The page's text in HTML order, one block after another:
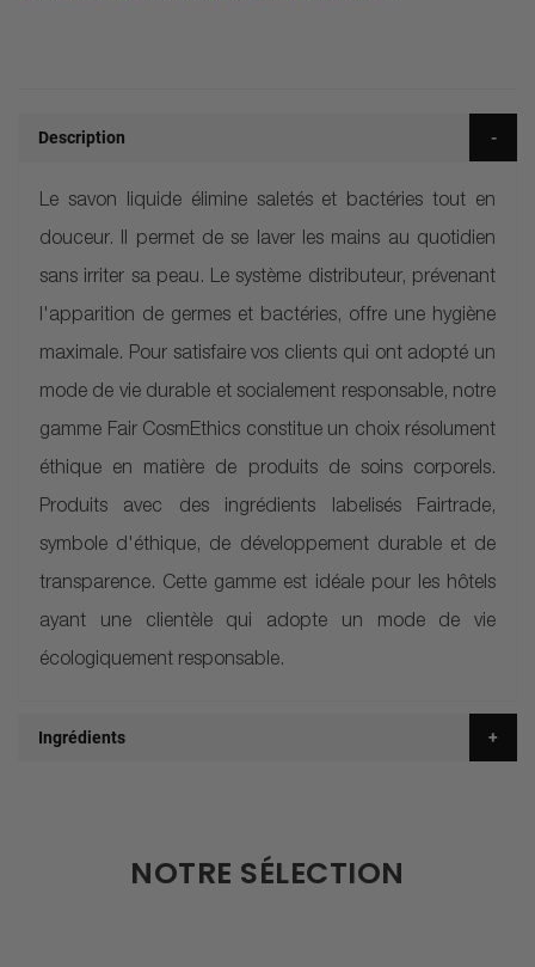
Description
Le savon liquide élimine saletés et bactéries tout en
douceur. Il permet de se laver les mains au quotidien
sans irriter sa peau. Le système distributeur, prévenant
l'apparition de germes et bactéries, offre une hygiène
maximale. Pour satisfaire vos clients qui ont adopté un
mode de vie durable et socialement responsable, notre
gamme Fair CosmEthics constitue un choix résolument
éthique en matière de produits de soins corporels.
Produits avec des ingrédients labelisés Fairtrade,
symbole d'éthique, de développement durable et de
transparence. Cette gamme est idéale pour les hôtels
ayant une clientèle qui adopte un mode de vie
écologiquement responsable.
Ingrédients
NOTRE SÉLECTION